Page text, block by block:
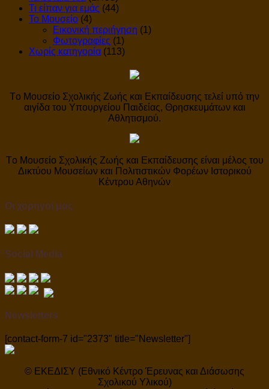
Τι είπαν για εμάς (44)
Το Μουσείο (4)
Εικονική περιήγηση (1)
Φωτογραφίες (1)
Χωρίς κατηγορία (113)
Tο Μουσείο Σχολικής Ζωής και Εκπαίδευσης τελεί υπό την
αιγίδα του Υπουργείου Παιδείας, Θρησκευμάτων και
Αθλητισμού.
Tο Μουσείο Σχολικής Ζωής και Εκπαίδευσης είναι μέλος του
Δικτύου Μουσείων και Πολιτιστικών Φορέων Ιστορικού
Κέντρου Αθηνών
Οι χορηγοί μας
Social Media
Newsletters
[contact-form-7 id="2373" title="Newsletter"]
© ΕΚΕΔΙΣΥ (Εθνικό Κέντρο Έρευνας και Διάσωσης
Σχολικού Υλικού)